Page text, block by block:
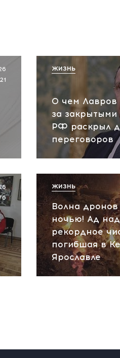
О чем Лавров
за
РФ раскрыл
переговоров
ЖИЗНЬ
Волна
ночью! Ад
рекордное
погибшая в
Ярославле
ЖИЗНЬ